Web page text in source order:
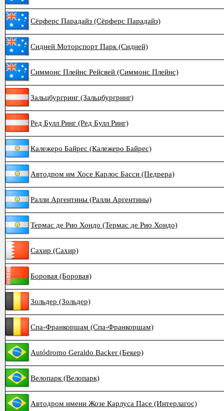
Сёрферс Парадайз (Сёрферс Парадайз)
Сидней Моторспорт Парк (Сидней)
Симмонс Плейнс Рейсвей (Симмонс Плейнс)
Зальцбургринг (Зальцбургринг)
Ред Булл Ринг (Ред Булл Ринг)
Калежеро Байрес (Калежеро Байрес)
Автодром им Хосе Карлос Басси (Педрера)
Ралли Аргентины (Ралли Аргентины)
Термас де Рио Хондо (Термас де Рио Хондо)
Сахир (Сахир)
Боровая (Боровая)
Зольдер (Зольдер)
Спа-Франкоршам (Спа-Франкоршам)
Autódromo Geraldo Backer (Бекер)
Велопарк (Велопарк)
Автодром имени Жозе Карлуса Пасе (Интерлагос)